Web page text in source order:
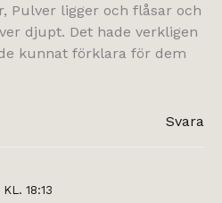
Pulver ligger och flåsar och
djupt. Det hade verkligen
kunnat förklara för dem
Svara
18:13